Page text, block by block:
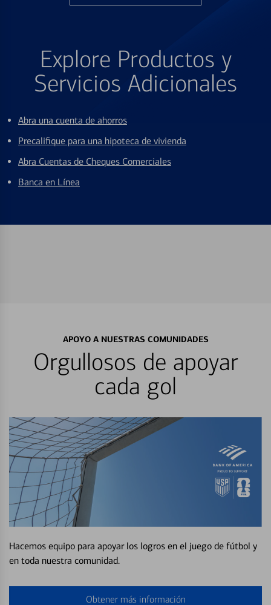
Explore Productos y
Servicios Adicionales
Abra una cuenta de ahorros
Precalifique para una hipoteca de vivienda
Abra Cuentas de Cheques Comerciales
Banca en Línea
APOYO A NUESTRAS COMUNIDADES
Orgullosos de apoyar
cada gol
Hacemos equipo para apoyar los logros en el juego de fútbol y
en toda nuestra comunidad.
Obtener más información